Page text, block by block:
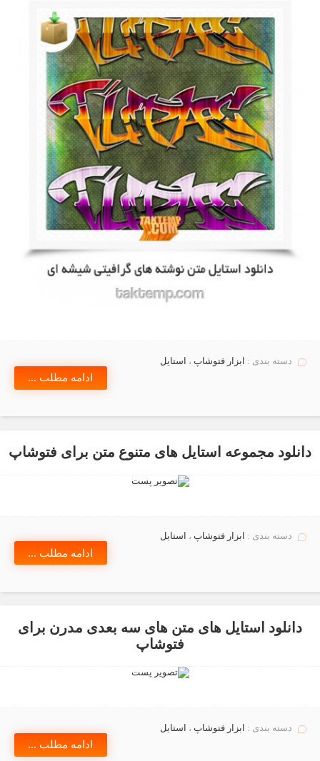
دسته بندی : ابزار فتوشاپ ، استايل
ادامه مطلب ...
دانلود مجموعه استایل های متنوع متن برای فتوشاپ
دسته بندی : ابزار فتوشاپ ، استايل
ادامه مطلب ...
دانلود استایل های متن های سه بعدی مدرن برای
فتوشاپ
دسته بندی : ابزار فتوشاپ ، استايل
ادامه مطلب ...